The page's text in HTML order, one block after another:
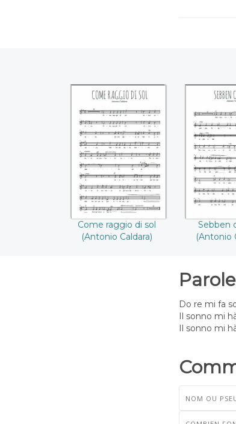
Come raggio di sol
((Antonio Caldara))
Come raggio di sol
(Antonio Caldara)
Sebben
((Antonio
Sebben
(Antonio
Do re mi fa
Il sonno mi
Il sonno mi